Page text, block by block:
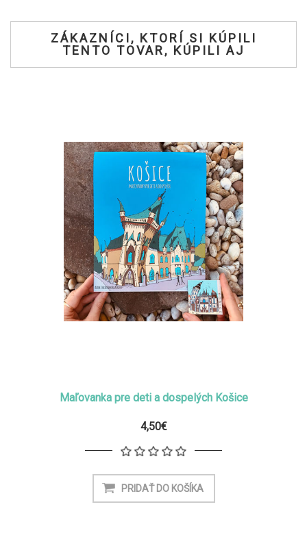
ZÁKAZNÍCI, KTORÍ SI KÚPILI
TENTO TOVAR, KÚPILI AJ
Maľovanka pre deti a dospelých Košice
4,50€